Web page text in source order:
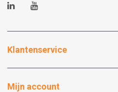
Klantenservice
Mijn account